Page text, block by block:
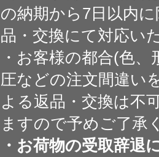
の納期から7日以内
品・交換にて対応い
・お客様の都合(色、
圧などの注文間違い
よる返品・交換は不
ますので予めご了承
・お荷物の受取辞退